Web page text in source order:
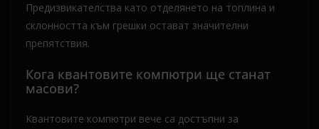
Предизвикателства като отделянето на топлина и
склонността към грешки остават значителни
препятствия.
Кога квантовите компютри ще станат
масови?
Квантовите компютри вече са достъпни за